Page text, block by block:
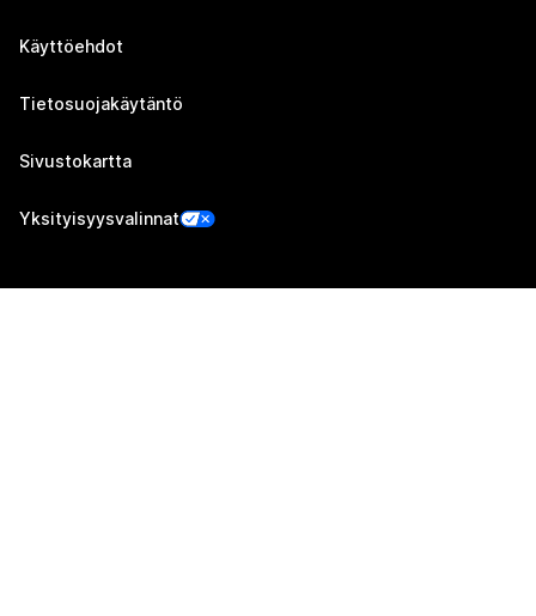
Käyttöehdot
Tietosuojakäytäntö
Sivustokartta
Yksityisyysvalinnat